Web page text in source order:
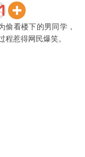
惹得网民爆笑。